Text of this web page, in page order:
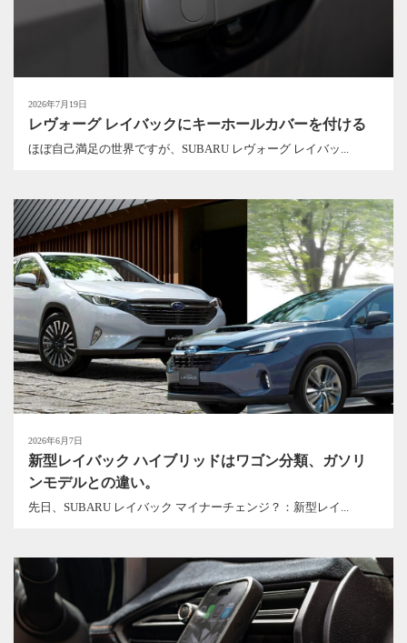
2026年7月19日
レヴォーグ レイバックにキーホールカバーを付ける
ほぼ自己満足の世界ですが、SUBARU レヴォーグ レイバッ...
2026年6月7日
新型レイバック ハイブリッドはワゴン分類、ガソリ
ンモデルとの違い。
先日、SUBARU レイバック マイナーチェンジ？：新型レイ...